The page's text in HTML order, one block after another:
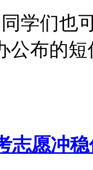
学们也
公布的
志愿冲